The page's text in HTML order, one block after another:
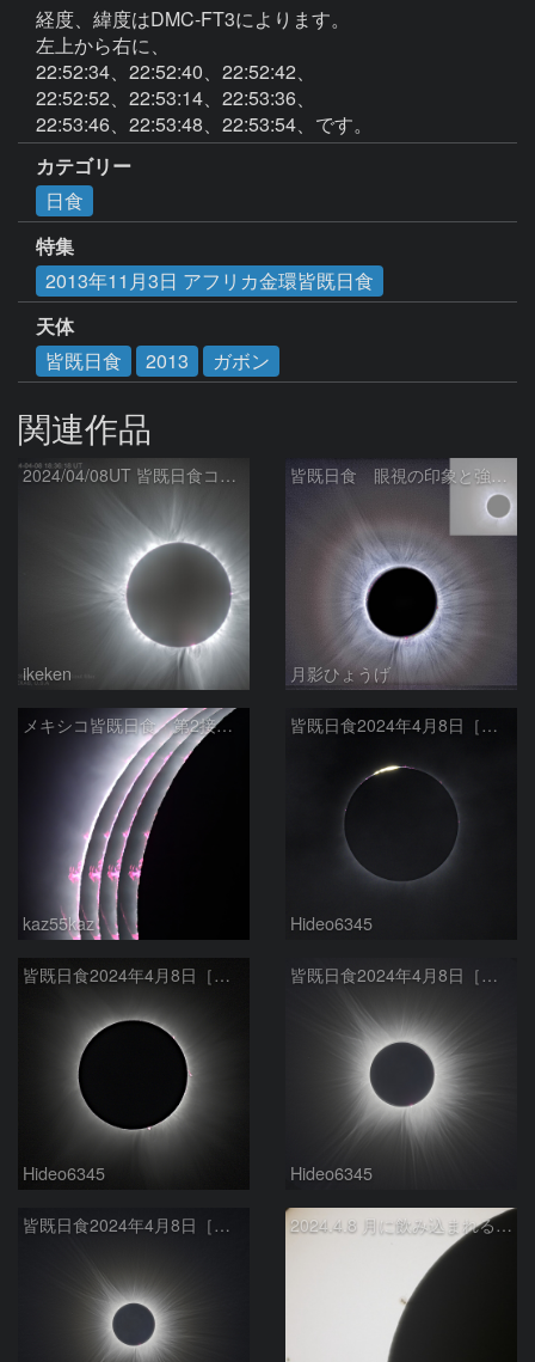
経度、緯度はDMC-FT3によります。
左上から右に、
22:52:34、22:52:40、22:52:42、
22:52:52、22:53:14、22:53:36、
22:53:46、22:53:48、22:53:54、です。
カテゴリー
日食
特集
2013年11月3日 アフリカ金環皆既日食
天体
皆既日食
2013 ガボン
関連作品
2024/04/08UT 皆既日食コロナ(HDR, R-USM)
ikeken
皆既日食 眼視の印象と強調 2024/04/09
月影ひょうげ
メキシコ皆既日食 第2接触時
kaz55kaz
皆既日食2024年4月8日［第２接触時のダイヤモンドリング］
Hideo6345
皆既日食2024年4月8日［内部コロナとプロミネンス］
Hideo6345
皆既日食2024年4月8日［外部コロナ f600mm］
Hideo6345
皆既日食2024年4月8日［外部コロナ f400mm］ 2024.4.8 月に飲み込まれる黒点